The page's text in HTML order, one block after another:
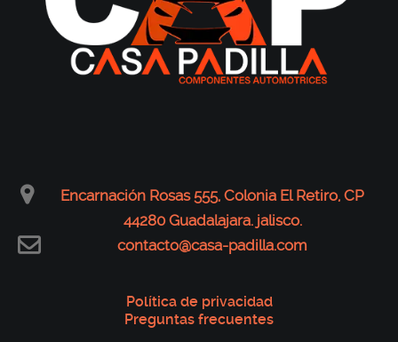
Encarnación Rosas 555, Colonia El Retiro, CP
44280 Guadalajara. jalisco.
contacto@casa-padilla.com
Política de privacidad
Preguntas frecuentes